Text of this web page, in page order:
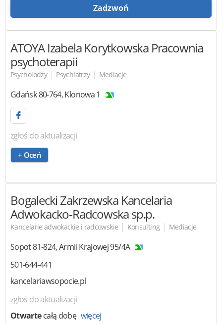
Zadzwoń
ATOYA Izabela Korytkowska Pracownia
psychoterapii
Psycholodzy | Psychiatrzy | Mediacje
Gdańsk80-764,Klonowa 1
zgłoś do aktualizacji
+ Oceń
Bogalecki Zakrzewska Kancelaria
Adwokacko-Radcowska sp.p.
Kancelarie adwokackie i radcowskie | Konsulting | Mediacje
Sopot81-824,Armii Krajowej 95/4A
501-644-441
kancelariawsopocie.pl
zgłoś do aktualizacji
Otwartecałą dobę więcej